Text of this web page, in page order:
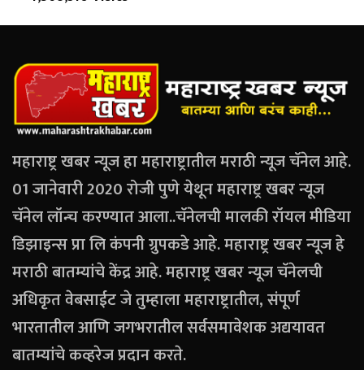
महाराष्ट्र खबर न्यूज हा महाराष्ट्रातील मराठी न्यूज चॅनेल आहे.
01 जानेवारी 2020 रोजी पुणे येथून महाराष्ट्र खबर न्यूज
चॅनेल लॉन्च करण्यात आला..चॅनेलची मालकी रॉयल मीडिया
डिझाइन्स प्रा लि कंपनी ग्रुपकडे आहे. महाराष्ट्र खबर न्यूज हे
मराठी बातम्यांचे केंद्र आहे. महाराष्ट्र खबर न्यूज चॅनेलची
अधिकृत वेबसाईट जे तुम्हाला महाराष्ट्रातील, संपूर्ण
भारतातील आणि जगभरातील सर्वसमावेशक अद्ययावत
बातम्यांचे कव्हरेज प्रदान करते.